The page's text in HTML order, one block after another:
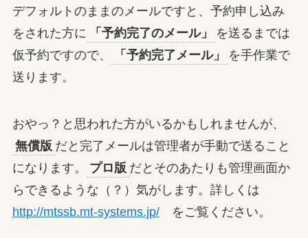
デフォルトのままのメールですと、予約申し込み
をされた方に
「予約完了のメール」
を送るまでは
仮予約ですので、
「予約完了メール」
を手作業で
送ります。
おやっ？と思われた方がいるかもしれませんが、
無償版 だと完了メールは管理者が手動で送ること
になります。
プロ版 だとそのあたりも管理画面か
らできるような（？）気がします。詳しくは
http://mtssb.mt-systems.jp/をご覧ください。